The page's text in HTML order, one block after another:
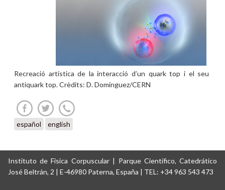
Recreació artística de la interacció d’un quark top i el seu
antiquark top. Crèdits: D. Dominguez/CERN
español english
Instituto de Física Corpuscular | Parque Científico, Catedrático
José Beltrán, 2 | E-46980 Paterna, España | TEL: +34 963 543 473